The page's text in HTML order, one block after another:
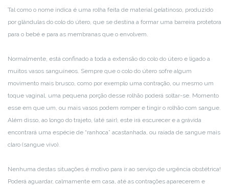
Tal como o nome indica é uma rolha feita de material gelatinoso, produzido
por glândulas do colo do útero, que se destina a formar uma barreira protetora
para o bebé e para as membranas que o envolvem.
Normalmente, está confinado a toda a extensão do colo do útero e ligado a
muitos vasos sanguíneos. Sempre que o colo do útero sofre algum
movimento mais brusco, como por exemplo uma contração, ou mesmo um
toque vaginal, uma pequena porção desse rolhão poderá soltar-se. Momento
esse em que um, ou mais vasos podem romper e tingir o rolhão com sangue.
Além disso, ao longo do trajeto, (até sair), este irá escurecer e a grávida
encontrará uma espécie de “ranhoca” acastanhada, ou raiada de sangue mais
claro (sangue vivo).
Nenhuma destas situações é motivo para ir ao serviço de urgência obstétrica!
Poderá aguardar, calmamente em casa, até as contrações aparecerem e